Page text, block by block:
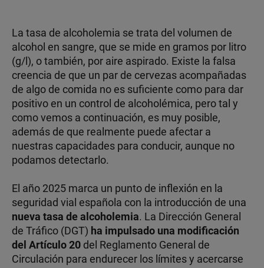
La tasa de alcoholemia se trata del volumen de
alcohol en sangre, que se mide en gramos por litro
(g/l), o también, por aire aspirado. Existe la falsa
creencia de que un par de cervezas acompañadas
de algo de comida no es suficiente como para dar
positivo en un control de alcoholémica, pero tal y
como vemos a continuación, es muy posible,
además de que realmente puede afectar a
nuestras capacidades para conducir, aunque no
podamos detectarlo.
El año 2025 marca un punto de inflexión en la
seguridad vial española con la introducción de una
nueva tasa de alcoholemia. La Dirección General
de Tráfico (DGT) ha impulsado una modificación
del Artículo 20 del Reglamento General de
Circulación para endurecer los límites y acercarse